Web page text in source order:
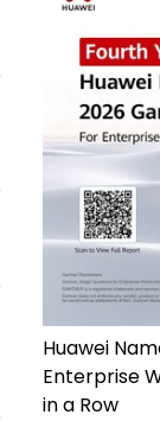
Huawei
Enterprise
in a Row